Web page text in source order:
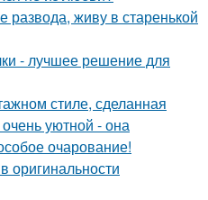
развода, живу в старенькой
- лучшее решение для
стиле, сделанная
уютной - она
очарование!
оригинальности